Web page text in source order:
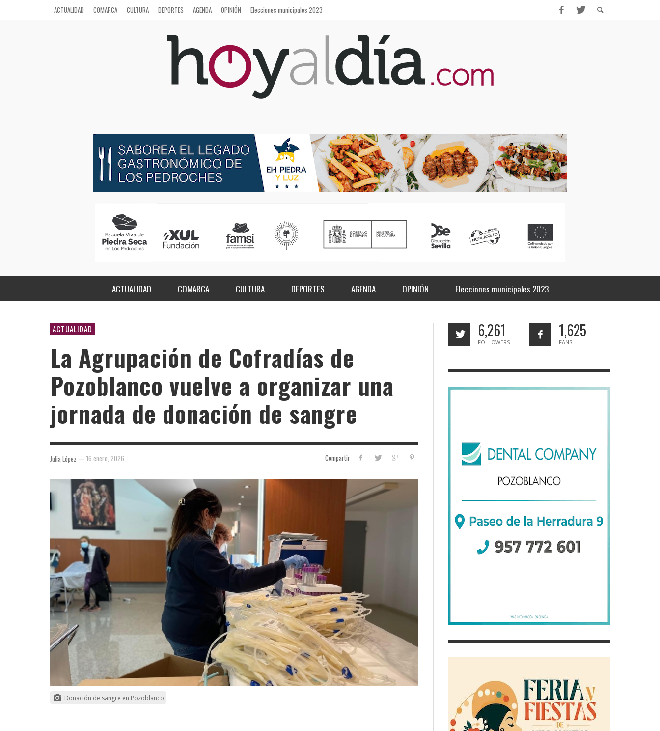
ACTUALIDAD COMARCA CULTURA DEPORTES AGENDA OPINIÓN Elecciones municipales 2023
ACTUALIDAD COMARCA CULTURA DEPORTES AGENDA OPINIÓN Elecciones municipales 2023
ACTUALIDAD
La Agrupación de Cofradías de
Pozoblanco vuelve a organizar una
jornada de donación de sangre
Compartir
Julia López — 16 enero, 2026
Donación de sangre en Pozoblanco
6,261
FOLLOWERS
1,625
FANS